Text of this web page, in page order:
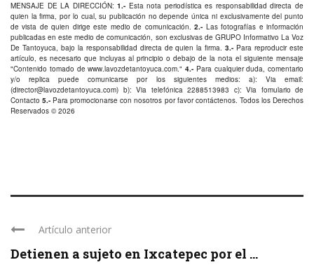
MENSAJE DE LA DIRECCIÓN:1.- Esta nota periodística es responsabilidad directa de
quien la firma, por lo cual, su publicación no depende única ni exclusivamente del punto
de vista de quien dirige este medio de comunicación.2.- Las fotografías e información
publicadas en este medio de comunicación, son exclusivas de GRUPO Informativo La Voz
De Tantoyuca, bajo la responsabilidad directa de quien la firma.3.- Para reproducir este
artículo, es necesario que incluyas al principio o debajo de la nota el siguiente mensaje
"Contenido tomado dewww.lavozdetantoyuca.com." 4.- Para cualquier duda, comentario
y/o replica puede comunicarse por los siguientes medios: a): Via email:
(director@lavozdetantoyuca.com) b): Via telefónica 2288513983 c): Via fomulario de
Contacto 5.- Para promocionarse con nosotros por favorcontáctenos. Todos los Derechos
Reservados © 2026
Artículo anterior
Detienen a sujeto en Ixcatepec por el ...